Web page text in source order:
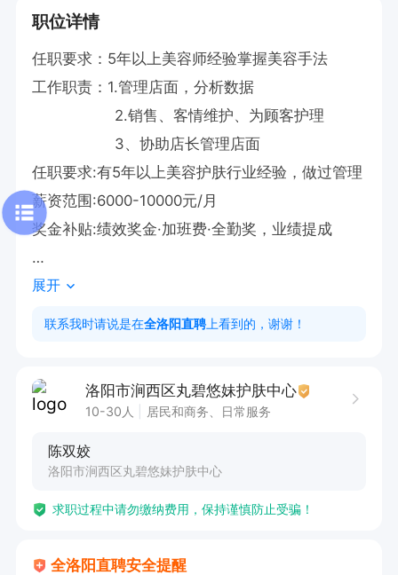
职位详情
任职要求：5年以上美容师经验掌握美容手法
工作职责：1.管理店面，分析数据
                  2.销售、客情维护、为顾客护理
                  3、协助店长管理店面
任职要求:有5年以上美容护肤行业经验，做过管理
薪资范围:6000-10000元/月
奖金补贴:绩效奖金·加班费·全勤奖，业绩提成
点击投递，即可电话联系我，或在线dd我
展开
联系我时请说是在全洛阳直聘 上看到的，谢谢！
洛阳市涧西区丸碧悠妹护肤中心
10-30人 居民和商务、日常服务
陈双姣
洛阳市涧西区丸碧悠妹护肤中心
求职过程中请勿缴纳费用，保持谨慎防止受骗！
全洛阳直聘安全提醒